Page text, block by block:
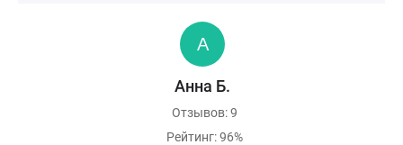
Анна Б.
Отзывов: 9
Рейтинг: 96%